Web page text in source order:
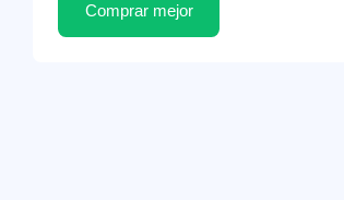
Comprar mejor